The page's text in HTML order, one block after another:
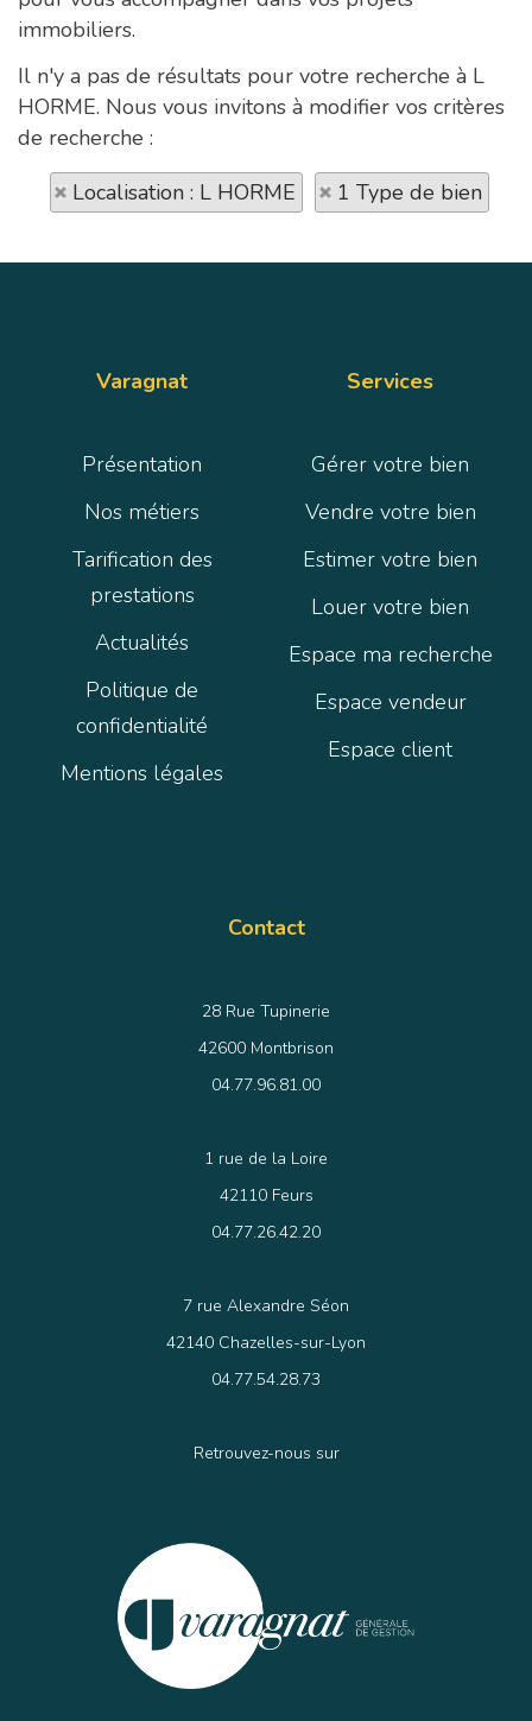
immobiliers.
Il n'y a pas de résultats pour votre recherche à L
HORME. Nous vous invitons à modifier vos critères
de recherche :
Localisation : L HORME
1 Type de bien
Varagnat
Présentation
Nos métiers
Tarification des
prestations
Actualités
Politique de
confidentialité
Mentions légales
Services
Gérer votre bien
Vendre votre bien
Estimer votre bien
Louer votre bien
Espace ma recherche
Espace vendeur
Espace client
Contact
28 Rue Tupinerie
42600 Montbrison
04.77.96.81.00
1 rue de la Loire
42110 Feurs
04.77.26.42.20
7 rue Alexandre Séon
42140 Chazelles-sur-Lyon
04.77.54.28.73
Retrouvez-nous sur